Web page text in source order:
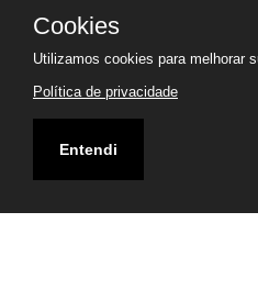
Cookies
Utilizamos cookies para melhorar
Política de privacidade
Entendi